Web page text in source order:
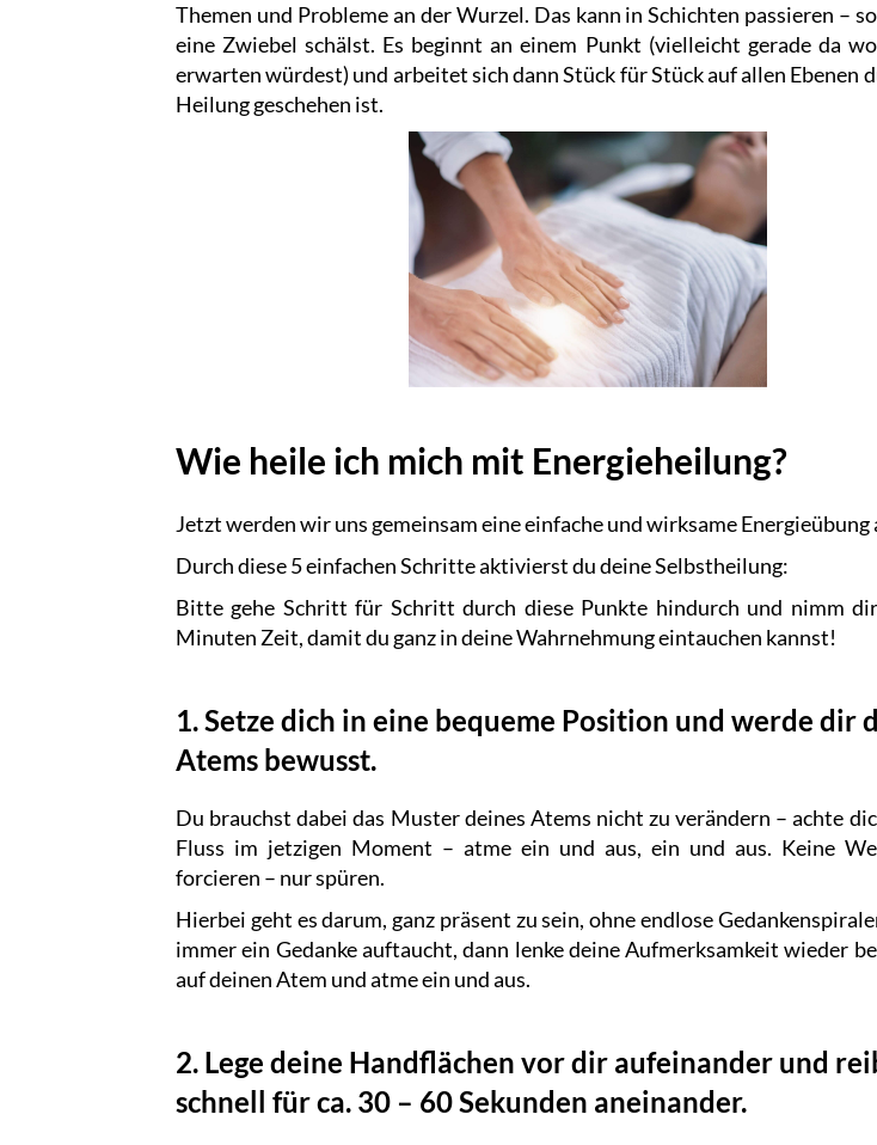
Themen und Probleme an der Wurzel. Das kann in Schichten passieren –
eine Zwiebel schälst. Es beginnt an einem Punkt (vielleicht gerade da
erwarten würdest) und arbeitet sich dann Stück für Stück auf allen Ebenen
Heilung geschehen ist.
Wie heile ich mich mit Energieheilung?
Jetzt werden wir uns gemeinsam eine einfache und wirksame Energieübung
Durch diese 5 einfachen Schritte aktivierst du deine Selbstheilung:
Bitte gehe Schritt für Schritt durch diese Punkte hindurch und nimm
Minuten Zeit, damit du ganz in deine Wahrnehmung eintauchen kannst!
1. Setze dich in eine bequeme Position und werde dir
Atems bewusst.
Du brauchst dabei das Muster deines Atems nicht zu verändern – achte
Fluss im jetzigen Moment – atme ein und aus, ein und aus. Keine
forcieren – nur spüren.
Hierbei geht es darum, ganz präsent zu sein, ohne endlose
immer ein Gedanke auftaucht, dann lenke deine Aufmerksamkeit wieder
auf deinen Atem und atme ein und aus.
2. Lege deine Handflächen vor dir aufeinander und
schnell für ca. 30 – 60 Sekunden aneinander.